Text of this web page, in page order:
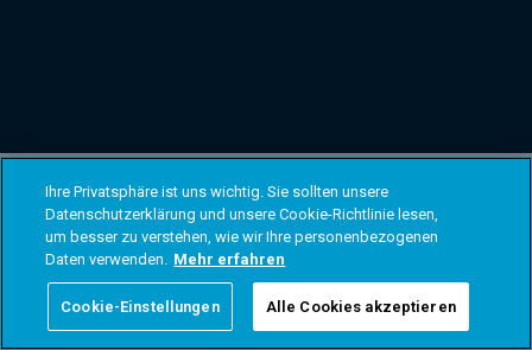
Ihre Privatsphäre ist uns wichtig. Sie sollten unsere
Datenschutzerklärung und unsere Cookie-Richtlinie lesen,
um besser zu verstehen, wie wir Ihre personenbezogenen
Daten verwenden. Mehr erfahren
Cookie-Einstellungen Alle Cookies akzeptieren